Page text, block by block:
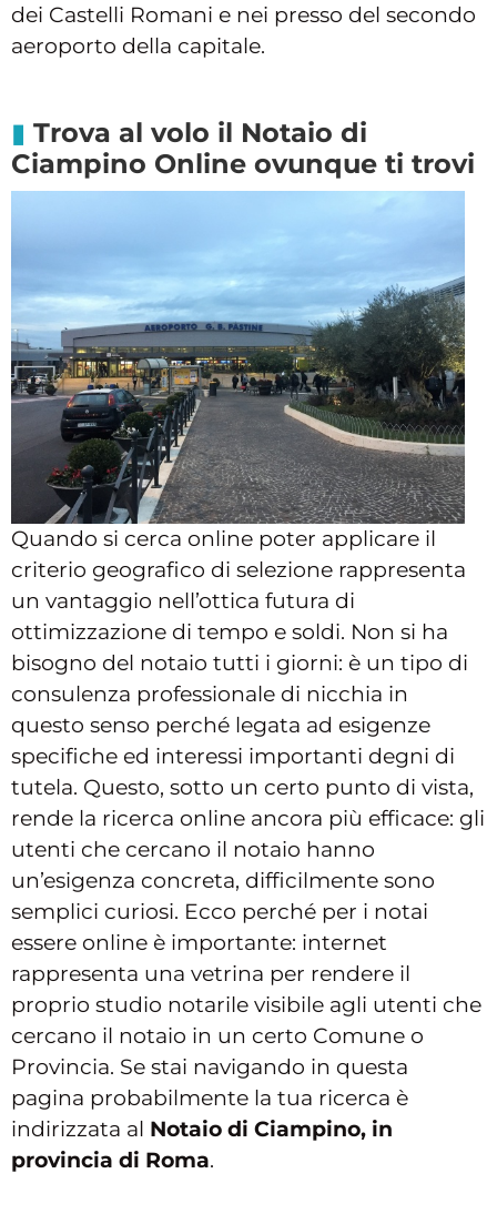
dei Castelli Romani e nei presso del secondo
aeroporto della capitale.
Trova al volo il Notaio di
Ciampino Online ovunque ti trovi
Quando si cerca online poter applicare il
criterio geografico di selezione rappresenta
un vantaggio nell’ottica futura di
ottimizzazione di tempo e soldi. Non si ha
bisogno del notaio tutti i giorni: è un tipo di
consulenza professionale di nicchia in
questo senso perché legata ad esigenze
specifiche ed interessi importanti degni di
tutela. Questo, sotto un certo punto di vista,
rende la ricerca online ancora più efficace: gli
utenti che cercano il notaio hanno
un’esigenza concreta, difficilmente sono
semplici curiosi. Ecco perché per i notai
essere online è importante: internet
rappresenta una vetrina per rendere il
proprio studio notarile visibile agli utenti che
cercano il notaio in un certo Comune o
Provincia. Se stai navigando in questa
pagina probabilmente la tua ricerca è
indirizzata al Notaio di Ciampino, in
provincia di Roma.